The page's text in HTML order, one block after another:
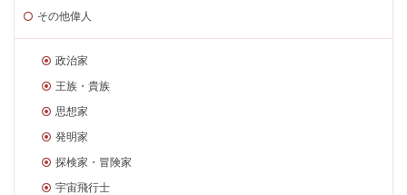
その他偉人
政治家
王族・貴族
思想家
発明家
探検家・冒険家
宇宙飛行士